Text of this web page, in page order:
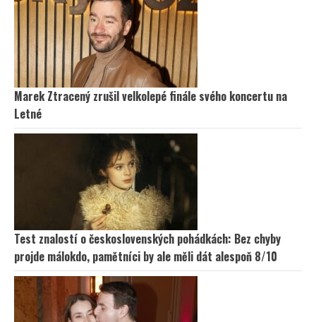
Marek Ztracený zrušil velkolepé finále svého koncertu na
Letné
Test znalostí o československých pohádkách: Bez chyby
projde málokdo, pamětníci by ale měli dát alespoň 8/10